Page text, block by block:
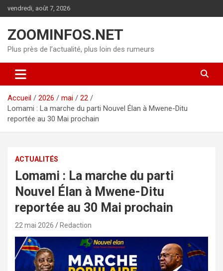
au
vendredi, août 7, 2026
ZOOMINFOS.NET
Plus près de l’actualité, plus loin des rumeurs
Accueil 2026 mai
22
Lomami : La marche du parti Nouvel Élan à Mwene-Ditu
reportée au 30 Mai prochain
ACTUALITÉS
Lomami : La marche du parti
Nouvel Élan à Mwene-Ditu
reportée au 30 Mai prochain
22 mai 2026 Redaction